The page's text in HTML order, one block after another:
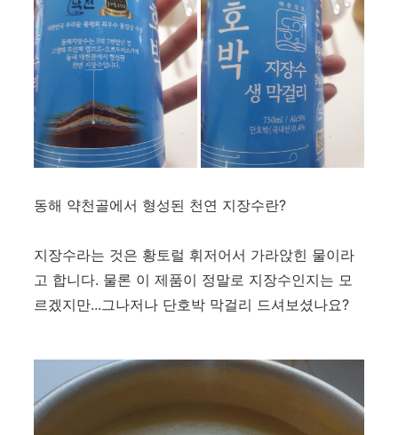
동해 약천골에서 형성된 천연 지장수란?
지장수라는 것은 황토럴 휘저어서 가라앉힌 물이라
고 합니다. 물론 이 제품이 정말로 지장수인지는 모
르겠지만...그나저나 단호박 막걸리 드셔보셨나요?